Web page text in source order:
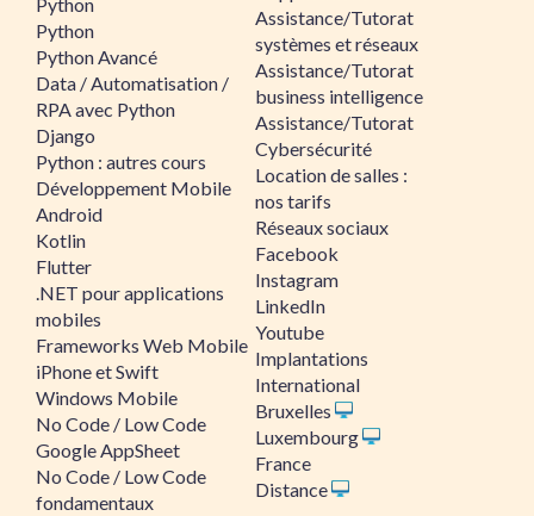
Python
Python Avancé
Data / Automatisation /
RPA avec Python
Django
Python : autres cours
Développement Mobile
Android
Kotlin
Flutter
.NET pour applications
mobiles
Frameworks Web Mobile
iPhone et Swift
Windows Mobile
No Code / Low Code
Google AppSheet
No Code / Low Code
fondamentaux
Assistance/Tutorat
systèmes et réseaux
Assistance/Tutorat
business intelligence
Assistance/Tutorat
Cybersécurité
Location de salles :
nos tarifs
Réseaux sociaux
Facebook
Instagram
LinkedIn
Youtube
Implantations
International
Bruxelles
Luxembourg
France
Distance